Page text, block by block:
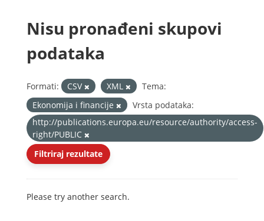
Nisu pronađeni skupovi
podataka
Formati: CSV XML
Tema:
Ekonomija i financije
Vrsta podataka:
http://publications.europa.eu/resource/authority/access-
right/PUBLIC
Filtriraj rezultate
Please try another search.